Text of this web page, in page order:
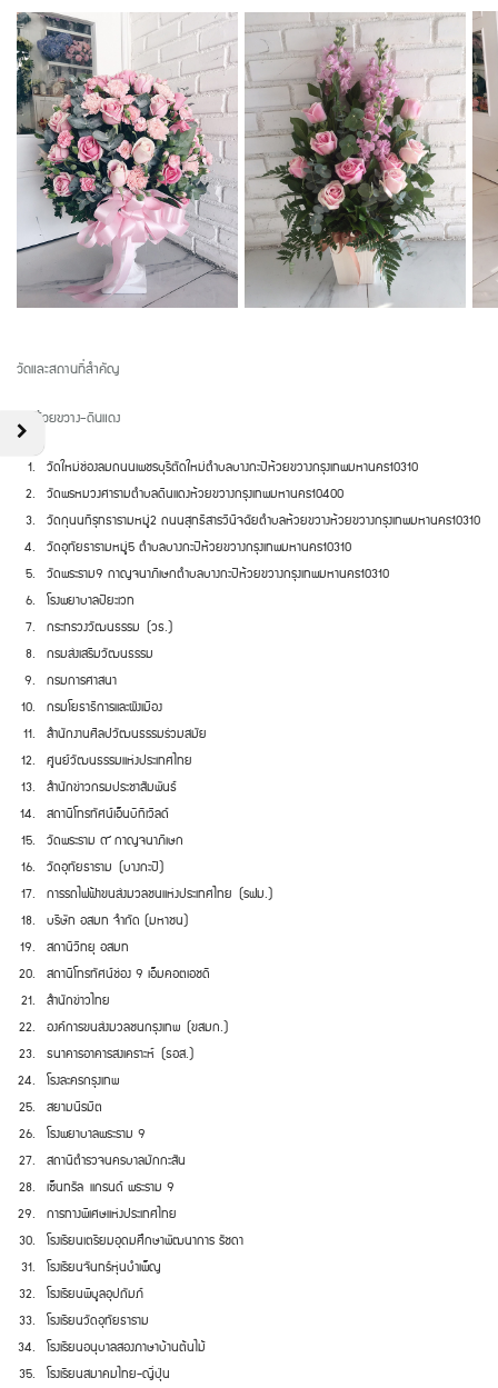
วัดและสถานที่สำคัญ
เขตห้วยขวาง-ดินแดง
วัดใหม่ช่องลมถนนเพชรบุรีตัดใหม่ตำบลบางกะปิห้วยขวางกรุงเทพมหานคร10310
วัดพรหมวงศารามตำบลดินแดงห้วยขวางกรุงเทพมหานคร10400
วัดกุนนทีรุทธารามหมู่2 ถนนสุทธิสารวินิจฉัยตำบลห้วยขวางห้วยขวางกรุงเทพมหานคร10310
วัดอุทัยธารามหมู่5 ตำบลบางกะปิห้วยขวางกรุงเทพมหานคร10310
วัดพระราม9 กาญจนาภิเษกตำบลบางกะปิห้วยขวางกรุงเทพมหานคร10310
โรงพยาบาลปิยะเวท
กระทรวงวัฒนธรรม (วธ.)
กรมส่งเสริมวัฒนธรรม
กรมการศาสนา
กรมโยธาธิการและผังเมือง
สำนักงานศิลปวัฒนธรรมร่วมสมัย
ศูนย์วัฒนธรรมแห่งประเทศไทย
สำนักข่าวกรมประชาสัมพันธ์
สถานีโทรทัศน์เอ็นบีทีเวิลด์
วัดพระราม ๙ กาญจนาภิเษก
วัดอุทัยธาราม (บางกะปิ)
การรถไฟฟ้าขนส่งมวลชนแห่งประเทศไทย (รฟม.)
บริษัท อสมท จำกัด (มหาชน)
สถานีวิทยุ อสมท
สถานีโทรทัศน์ช่อง 9 เอ็มคอตเอชดี
สำนักข่าวไทย
องค์การขนส่งมวลชนกรุงเทพ (ขสมก.)
ธนาคารอาคารสงเคราะห์ (ธอส.)
โรงละครกรุงเทพ
สยามนิรมิต
โรงพยาบาลพระราม 9
สถานีตำรวจนครบาลมักกะสัน
เซ็นทรัล แกรนด์ พระราม 9
การทางพิเศษแห่งประเทศไทย
โรงเรียนเตรียมอุดมศึกษาพัฒนาการ รัชดา
โรงเรียนจันทร์หุ่นบำเพ็ญ
โรงเรียนพิบูลอุปถัมภ์
โรงเรียนวัดอุทัยธาราม
โรงเรียนอนุบาลสองภาษาบ้านต้นไม้
โรงเรียนสมาคมไทย-ญี่ปุ่น